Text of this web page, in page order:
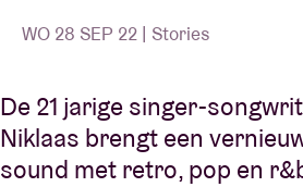
Contact
WO 28 SEP 22 | Stories
De 21 jarige singer-
Niklaas brengt een
sound met retro, pop en